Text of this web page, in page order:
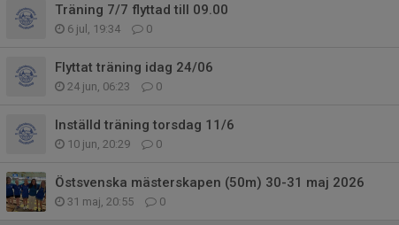
Träning 7/7 flyttad till 09.00
6 jul, 19:34 0
Flyttat träning idag 24/06
24 jun, 06:23 0
Inställd träning torsdag 11/6
10 jun, 20:29 0
Östsvenska mästerskapen (50m) 30-31 maj 2026
31 maj, 20:55 0